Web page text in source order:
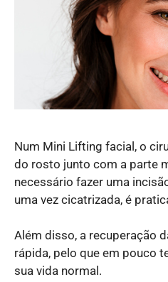
Num Mini Lifting facial, o
do rosto junto com a parte
necessário fazer uma
uma vez cicatrizada, é
Além disso, a recuperação
rápida, pelo que em pouco
sua vida normal.